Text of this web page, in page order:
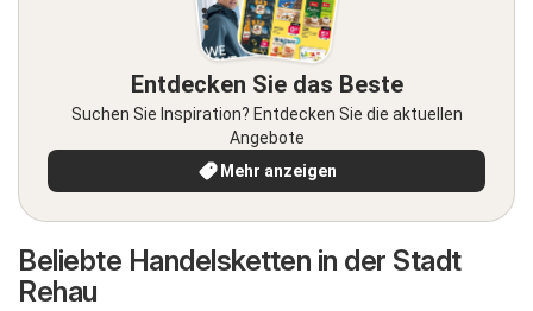
Entdecken Sie das Beste
Suchen Sie Inspiration? Entdecken Sie die aktuellen
Angebote
Mehr anzeigen
Beliebte Handelsketten in der Stadt
Rehau